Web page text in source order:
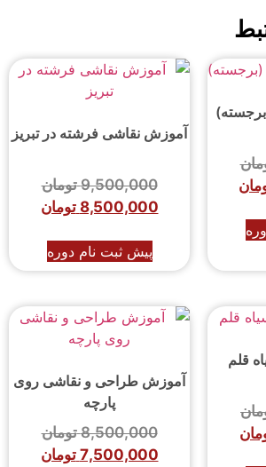
آموزش نقاشی فرشته در تبریز
9,500,000 تومان
8,500,000 تومان
پیش ثبت نام دوره
قلم
آموزش طراحی و نقاشی روی
پارچه
8,500,000 تومان
7,500,000 تومان